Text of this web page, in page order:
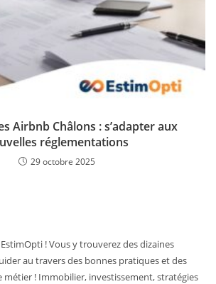
Airbnb Châlons : s’adapter aux
réglementations
29 octobre 2025
! Vous y trouverez des dizaines
au travers des bonnes pratiques et des
métier ! Immobilier, investissement, stratégies